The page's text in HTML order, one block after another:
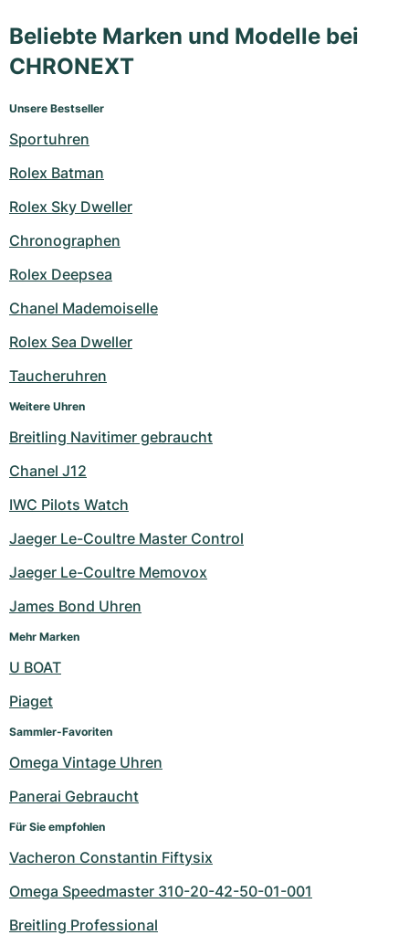
Beliebte Marken und Modelle bei
CHRONEXT
Unsere Bestseller
Sportuhren
Rolex Batman
Rolex Sky Dweller
Chronographen
Rolex Deepsea
Chanel Mademoiselle
Rolex Sea Dweller
Taucheruhren
Weitere Uhren
Breitling Navitimer gebraucht
Chanel J12
IWC Pilots Watch
Jaeger Le-Coultre Master Control
Jaeger Le-Coultre Memovox
James Bond Uhren
Mehr Marken
U BOAT
Piaget
Sammler-Favoriten
Omega Vintage Uhren
Panerai Gebraucht
Für Sie empfohlen
Vacheron Constantin Fiftysix
Omega Speedmaster 310-20-42-50-01-001
Breitling Professional